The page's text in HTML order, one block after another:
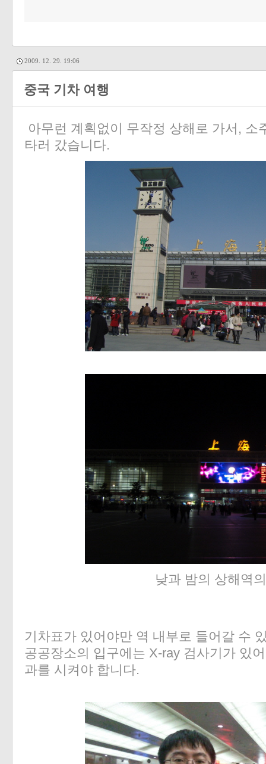
2009. 12. 29. 19:06
중국 기차 여행
아무런 계획없이 무작정 상해로 가서, 소
타러 갔습니다.
낮과 밤의 상해역
기차표가 있어야만 역 내부로 들어갈 수
공공장소의 입구에는 X-ray 검사기가 있
과를 시켜야 합니다.